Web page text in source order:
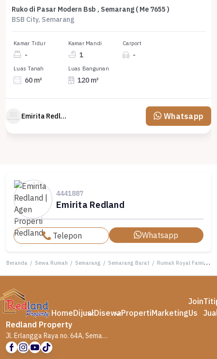
Ruko di Pasar Modern Bsb , Semarang ( Me 7655 )
BSB City, Semarang
Kamar Tidur
-
Kamar Mandi
1
Carport
-
Luas Tanah
60 m²
Luas Bangunan
120 m²
Emirita Redland Whatsapp
4441887
Emirita Redland
Telepon Whatsapp
Beranda / Sewa Rumah / Semarang / Semarang Barat / Rumah Royal Family Resident , Semarang ( Vn 6943 )
HomeDijualDisewaPropertiMarketing
Join
Us
Redland Property
Jl. Erlangga Raya no. 64A, Semarang